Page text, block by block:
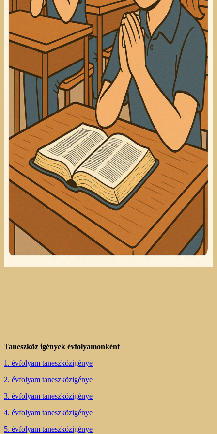
Taneszköz igények évfolyamonként
1. évfolyam taneszközigénye
2. évfolyam taneszközigénye
3. évfolyam taneszközigénye
4. évfolyam taneszközigénye
5. évfolyam taneszközigénye